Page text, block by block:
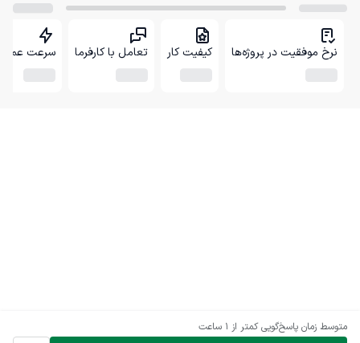
متوسط زمان پاسخ‌گویی کمتر از 1 ساعت
نرخ موفقیت در پروژه‌ها کیفیت کار تعامل با کارفرما سرعت عمل